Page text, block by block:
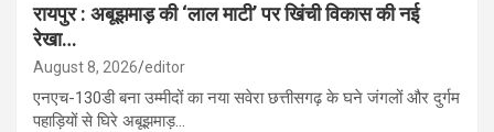
रायपुर : अबूझमाड़ की ‘लाल माटी’ पर खिंची विकास की नई
रेखा…
August 8, 2026 editor
एनएच-130डी बना उम्मीदों का नया सवेरा छत्तीसगढ़ के घने जंगलों और दुर्गम
पहाड़ियों से घिरे अबूझमाड़…